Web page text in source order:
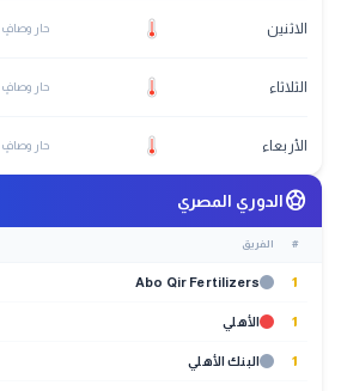
الاثنين حار وصافٍ
الثلاثاء حار وصافٍ
الأربعاء حار وصافٍ
sports_soccerالدوري المصري
# الفريق
1
Abo Qir Fertilizers
1 الأهلي
1 البنك الأهلي